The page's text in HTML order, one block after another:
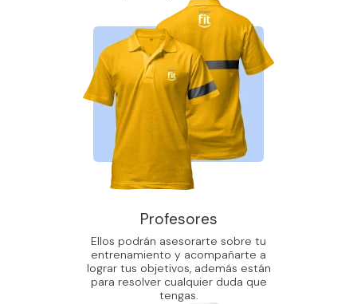
Profesores
Ellos podrán asesorarte sobre tu
entrenamiento y acompañarte a
lograr tus objetivos, además están
para resolver cualquier duda que
tengas.